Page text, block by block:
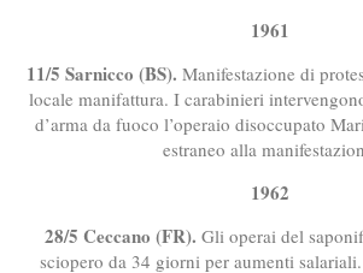
1961
11/5 Sarnicco (BS). Manifestazione di
locale manifattura. I carabinieri
d’arma da fuoco l’operaio disoccupato
estraneo alla
1962
28/5 Ceccano (FR). Gli operai del
sciopero da 34 giorni per aumenti